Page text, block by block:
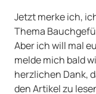
Jetzt merke ich,
Thema
Aber ich will mal
melde mich bald
herzlichen Dank,
den Artikel zu